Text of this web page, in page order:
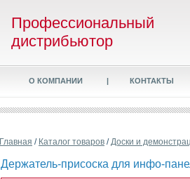
Профессиональный
дистрибьютор
О КОМПАНИИ | КОНТАКТЫ
Главная / Каталог товаров /Доски и
Держатель-присоска для инфо-